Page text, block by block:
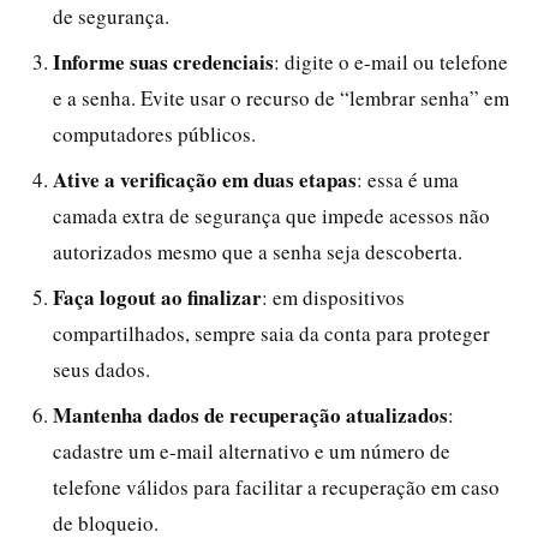
de segurança.
Informe suas credenciais: digite o e-mail ou telefone
e a senha. Evite usar o recurso de “lembrar senha” em
computadores públicos.
Ative a verificação em duas etapas: essa é uma
camada extra de segurança que impede acessos não
autorizados mesmo que a senha seja descoberta.
Faça logout ao finalizar: em dispositivos
compartilhados, sempre saia da conta para proteger
seus dados.
Mantenha dados de recuperação atualizados:
cadastre um e-mail alternativo e um número de
telefone válidos para facilitar a recuperação em caso
de bloqueio.